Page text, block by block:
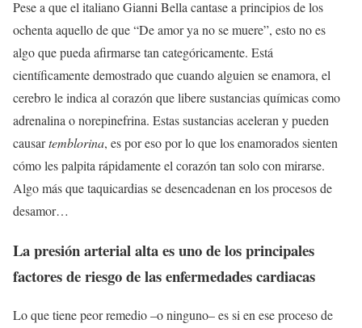
Pese a que el italiano Gianni Bella cantase a principios de los
ochenta aquello de que “De amor ya no se muere”, esto no es
algo que pueda afirmarse tan categóricamente. Está
científicamente demostrado que cuando alguien se enamora, el
cerebro le indica al corazón que libere sustancias químicas como
adrenalina o norepinefrina. Estas sustancias aceleran y pueden
causartemblorina, es por eso por lo que los enamorados sienten
cómo les palpita rápidamente el corazón tan solo con mirarse.
Algo más que taquicardias se desencadenan en los procesos de
desamor…
La presión arterial alta es uno de los principales
factores de riesgo de las enfermedades cardiacas
Lo que tiene peor remedio –o ninguno– es si en ese proceso de